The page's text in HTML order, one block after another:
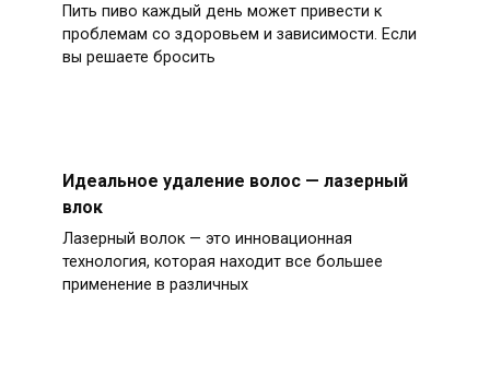
Пить пиво каждый день может привести к
проблемам со здоровьем и зависимости. Если
вы решаете бросить
Идеальное удаление волос — лазерный
влок
Лазерный волок — это инновационная
технология, которая находит все большее
применение в различных